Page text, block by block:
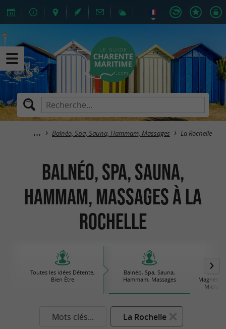
Balnéo, Spa, Sauna, Hammam, Massages La Rochelle
Balnéo, Spa, Sauna,
Hammam, Massages à La
Rochelle
Toutes les idées Détente,
Bien Être
Balnéo, Spa, Sauna,
Hammam, Massages
Mots clés... La Rochelle